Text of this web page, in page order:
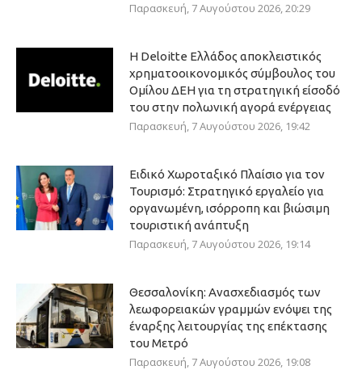
Παρασκευή, 7 Αυγούστου 2026, 20:29
Η Deloitte Ελλάδος αποκλειστικός
χρηματοοικονομικός σύμβουλος του
Ομίλου ΔΕΗ για τη στρατηγική είσοδό
του στην πολωνική αγορά ενέργειας
Παρασκευή, 7 Αυγούστου 2026, 19:42
Ειδικό Χωροταξικό Πλαίσιο για τον
Τουρισμό: Στρατηγικό εργαλείο για
οργανωμένη, ισόρροπη και βιώσιμη
τουριστική ανάπτυξη
Παρασκευή, 7 Αυγούστου 2026, 19:14
Θεσσαλονίκη: Ανασχεδιασμός των
λεωφορειακών γραμμών ενόψει της
έναρξης λειτουργίας της επέκτασης
του Μετρό
Παρασκευή, 7 Αυγούστου 2026, 19:08